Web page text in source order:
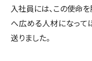
入社員には、この使命
へ広める人材になって
送りました。